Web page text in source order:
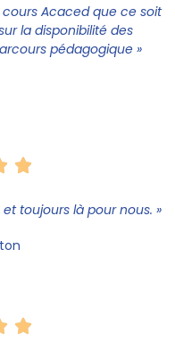
cours Acaced que ce soit
la disponibilité des
pédagogique »

toujours là pour nous. »
